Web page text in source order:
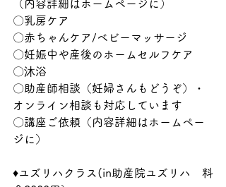
（内容詳細はホームページに）
〇乳房ケア
〇赤ちゃんケア/ベビーマッサージ
〇妊娠中や産後のホームセルフケア
〇沐浴
〇助産師相談（妊婦さんもどうぞ）・
オンライン相談も対応しています
〇講座ご依頼（内容詳細はホームペー
ジに）
♦ユズリハクラス(in助産院ユズリハ　料